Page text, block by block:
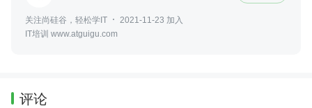
关注尚硅谷，轻松学IT
2021-11-23 加入
IT培训 www.atguigu.com
评论